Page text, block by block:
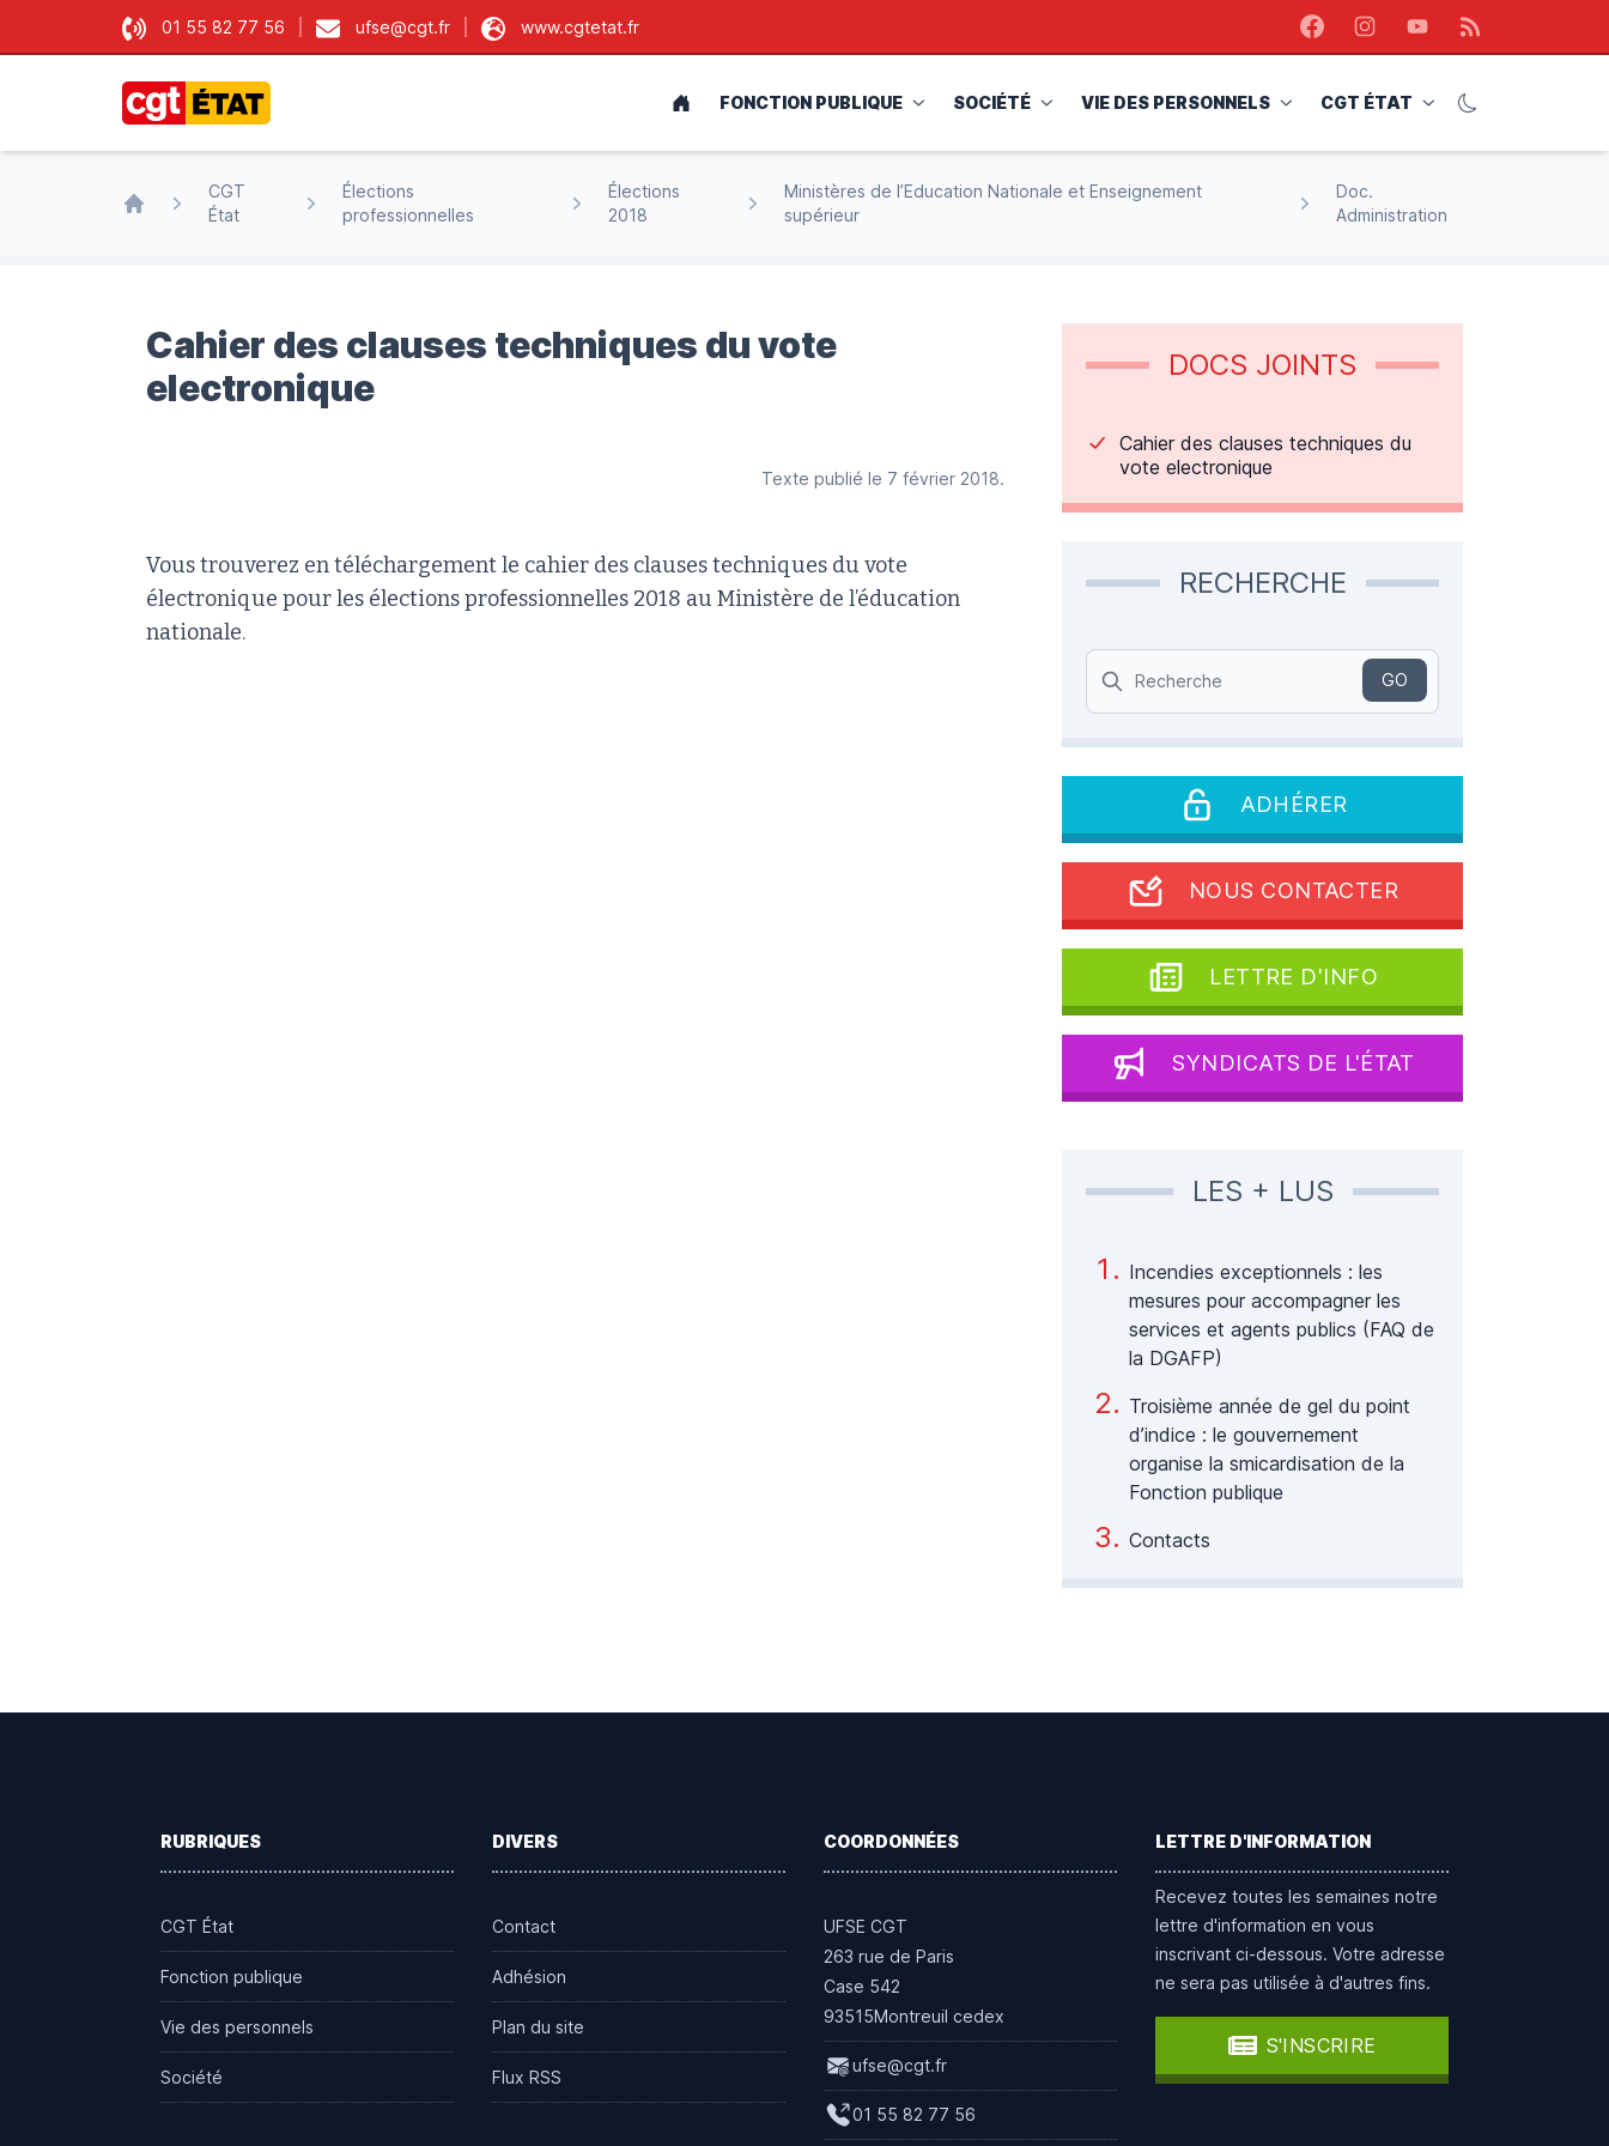
01 55 82 77 56 ufse@cgt.fr www.cgtetat.fr FacebookInstagramYoutube
RSS
ACCUEILFONCTION PUBLIQUE SOCIÉTÉ VIE DES PERSONNELS CGT ÉTAT
CGT
État
Élections
professionnelles
Élections
2018
Ministères de l’Education Nationale et Enseignement
supérieur
Doc.
Administration
Cahier des clauses techniques du vote
electronique
Texte publié le 7 février 2018.
Vous trouverez en téléchargement le cahier des clauses techniques du vote
électronique pour les élections professionnelles 2018 au Ministère de l’éducation
nationale.
DOCS JOINTS
Cahier des clauses techniques du
vote electronique
RECHERCHE
Search
GO
ADHÉRER
NOUS CONTACTER
LETTRE D'INFO
SYNDICATS DE L'ÉTAT
LES + LUS
Incendies exceptionnels : les
mesures pour accompagner les
services et agents publics (FAQ de
la DGAFP)
Troisième année de gel du point
d’indice : le gouvernement
organise la smicardisation de la
Fonction publique
Contacts
RUBRIQUES
CGT État
Fonction publique
Vie des personnels
Société
DIVERS
Contact
Adhésion
Plan du site
Flux RSS
COORDONNÉES
UFSE CGT
263 rue de Paris
Case 542
93515Montreuil cedex
ufse@cgt.fr
01 55 82 77 56
LETTRE D'INFORMATION
Recevez toutes les semaines notre
lettre d'information en vous
inscrivant ci-dessous. Votre adresse
ne sera pas utilisée à d'autres fins.
S'INSCRIRE